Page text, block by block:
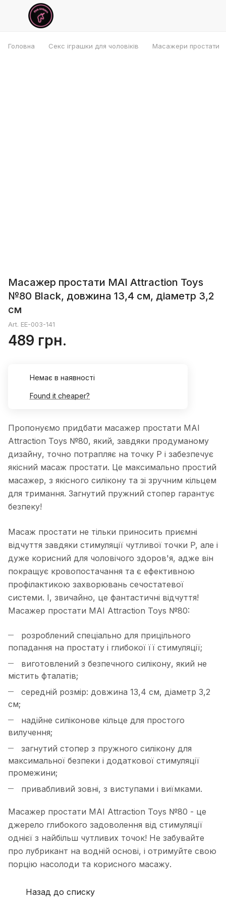
Головна Секс іграшки для чоловіків Масажери простати
Масажер простати MAI Attraction Toys
№80 Black, довжина 13,4 см, діаметр 3,2
см
Art. EE-003-141
489 грн.
Немає в наявності
Found it cheaper?
Пропонуємо придбати масажер простати MAI
Attraction Toys №80, який, завдяки продуманому
дизайну, точно потрапляє на точку P і забезпечує
якісний масаж простати. Це максимально простий
масажер, з якісного силікону та зі зручним кільцем
для тримання. Загнутий пружний стопер гарантує
безпеку!
Масаж простати не тільки приносить приємні
відчуття завдяки стимуляції чутливої ​​точки P, але і
дуже корисний для чоловічого здоров'я, адже він
покращує кровопостачання та є ефективною
профілактикою захворювань сечостатевої
системи. І, звичайно, це фантастичні відчуття!
Масажер простати MAI Attraction Toys №80:
розроблений спеціально для прицільного
попадання на простату і глибокої її стимуляції;
виготовлений з безпечного силікону, який не
містить фталатів;
середній розмір: довжина 13,4 см, діаметр 3,2
см;
надійне силіконове кільце для простого
вилучення;
загнутий стопер з пружного силікону для
максимальної безпеки і додаткової стимуляції
промежини;
привабливий зовні, з виступами і виїмками.
Масажер простати MAI Attraction Toys №80 - це
джерело глибокого задоволення від стимуляції
однієї з найбільш чутливих точок! Не забувайте
про лубрикант на водній основі, і отримуйте свою
порцію насолоди та корисного масажу.
Назад до списку